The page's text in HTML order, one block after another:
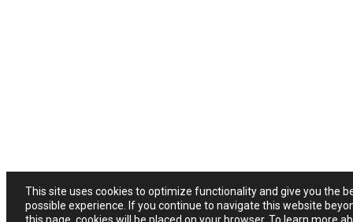
This site uses cookies to optimize functionality and give you the
possible experience. If you continue to navigate this website